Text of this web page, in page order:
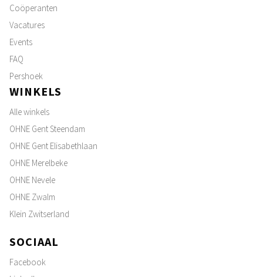
Coöperanten
Vacatures
Events
FAQ
Pershoek
WINKELS
Alle winkels
OHNE Gent Steendam
OHNE Gent Elisabethlaan
OHNE Merelbeke
OHNE Nevele
OHNE Zwalm
Klein Zwitserland
SOCIAAL
Facebook